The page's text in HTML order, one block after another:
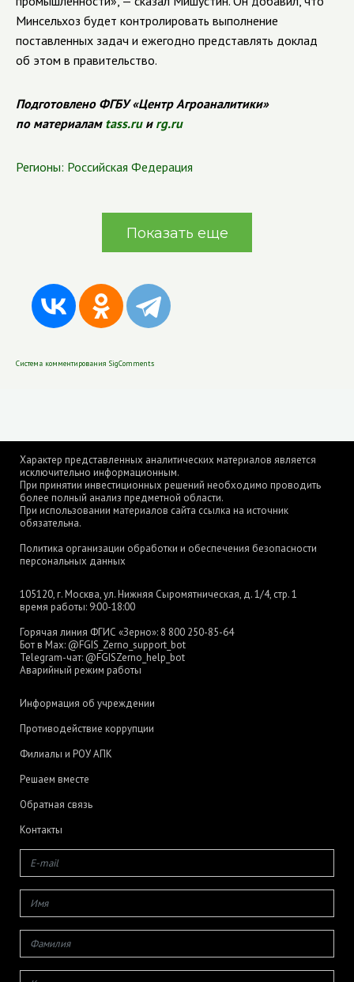
Минсельхоз будет контролировать выполнение
поставленных задач и ежегодно представлять доклад
об этом в правительство.
Подготовлено ФГБУ «Центр Агроаналитики»
по материалам tass.ruи rg.ru
Регионы: Российская Федерация
Показать еще
Система комментирования SigComments
Характер представленных аналитических материалов является
исключительно информационным.
При принятии инвестиционных решений необходимо проводить
более полный анализ предметной области.
При использовании материалов сайта ссылка на источник
обязательна.
Политика организации обработки и обеспечения безопасности
персональных данных
105120, г. Москва, ул. Нижняя Сыромятническая, д. 1/4, стр. 1
время работы: 9:00-18:00
Горячая линия ФГИС «Зерно»: 8 800 250-85-64
Бот в Max: @FGIS_Zerno_support_bot
Telegram-чат: @FGISZerno_help_bot
Аварийный режим работы
Информация об учреждении
Противодействие коррупции
Филиалы и РОУ АПК
Решаем вместе
Обратная связь
Контакты